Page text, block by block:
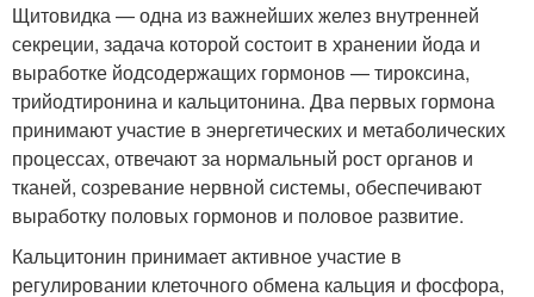
Щитовидка — одна из важнейших желез внутренней
секреции, задача которой состоит в хранении йода и
выработке йодсодержащих гормонов — тироксина,
трийодтиронина и кальцитонина. Два первых гормона
принимают участие в энергетических и метаболических
процессах, отвечают за нормальный рост органов и
тканей, созревание нервной системы, обеспечивают
выработку половых гормонов и половое развитие.
Кальцитонин принимает активное участие в
регулировании клеточного обмена кальция и фосфора,